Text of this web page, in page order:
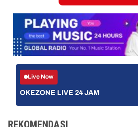
Live Now
OKEZONE LIVE 24 JAM